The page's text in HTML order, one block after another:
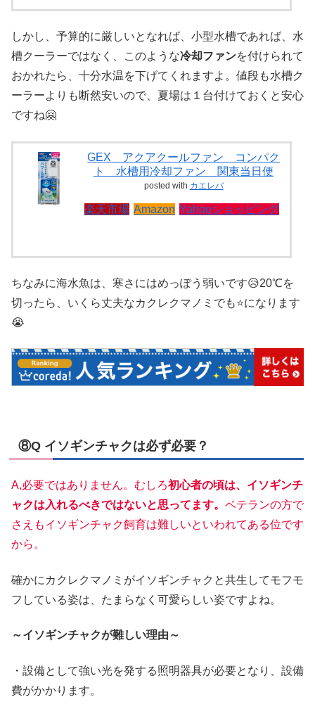
しかし、予算的に厳しいとなれば、小型水槽であれば、水
槽クーラーではなく、このような冷却ファンを付けられて
おかれたら、十分水温を下げてくれますよ。値段も水槽ク
ーラーよりも断然安いので、夏場は１台付けておくと安心
ですね🤗
GEX アクアクールファン コンパク
ト 水槽用冷却ファン 関東当日便
posted with カエレバ
楽天市場 Amazon Yahooショッピング
ちなみに海水魚は、寒さにはめっぽう弱いです😥20℃を
切ったら、いくら丈夫なカクレクマノミでも⭐になります
😭
⑧Q イソギンチャクは必ず必要？
A,必要ではありません。むしろ初心者の頃は、イソギンチ
ャクは入れるべきではないと思ってます。 ベテランの方で
さえもイソギンチャク飼育は難しいといわれてある位です
から。
確かにカクレクマノミがイソギンチャクと共生してモフモ
フしている姿は、たまらなく可愛らしい姿ですよね。
～イソギンチャクが難しい理由～
・設備として強い光を発する照明器具が必要となり、設備
費がかかります。